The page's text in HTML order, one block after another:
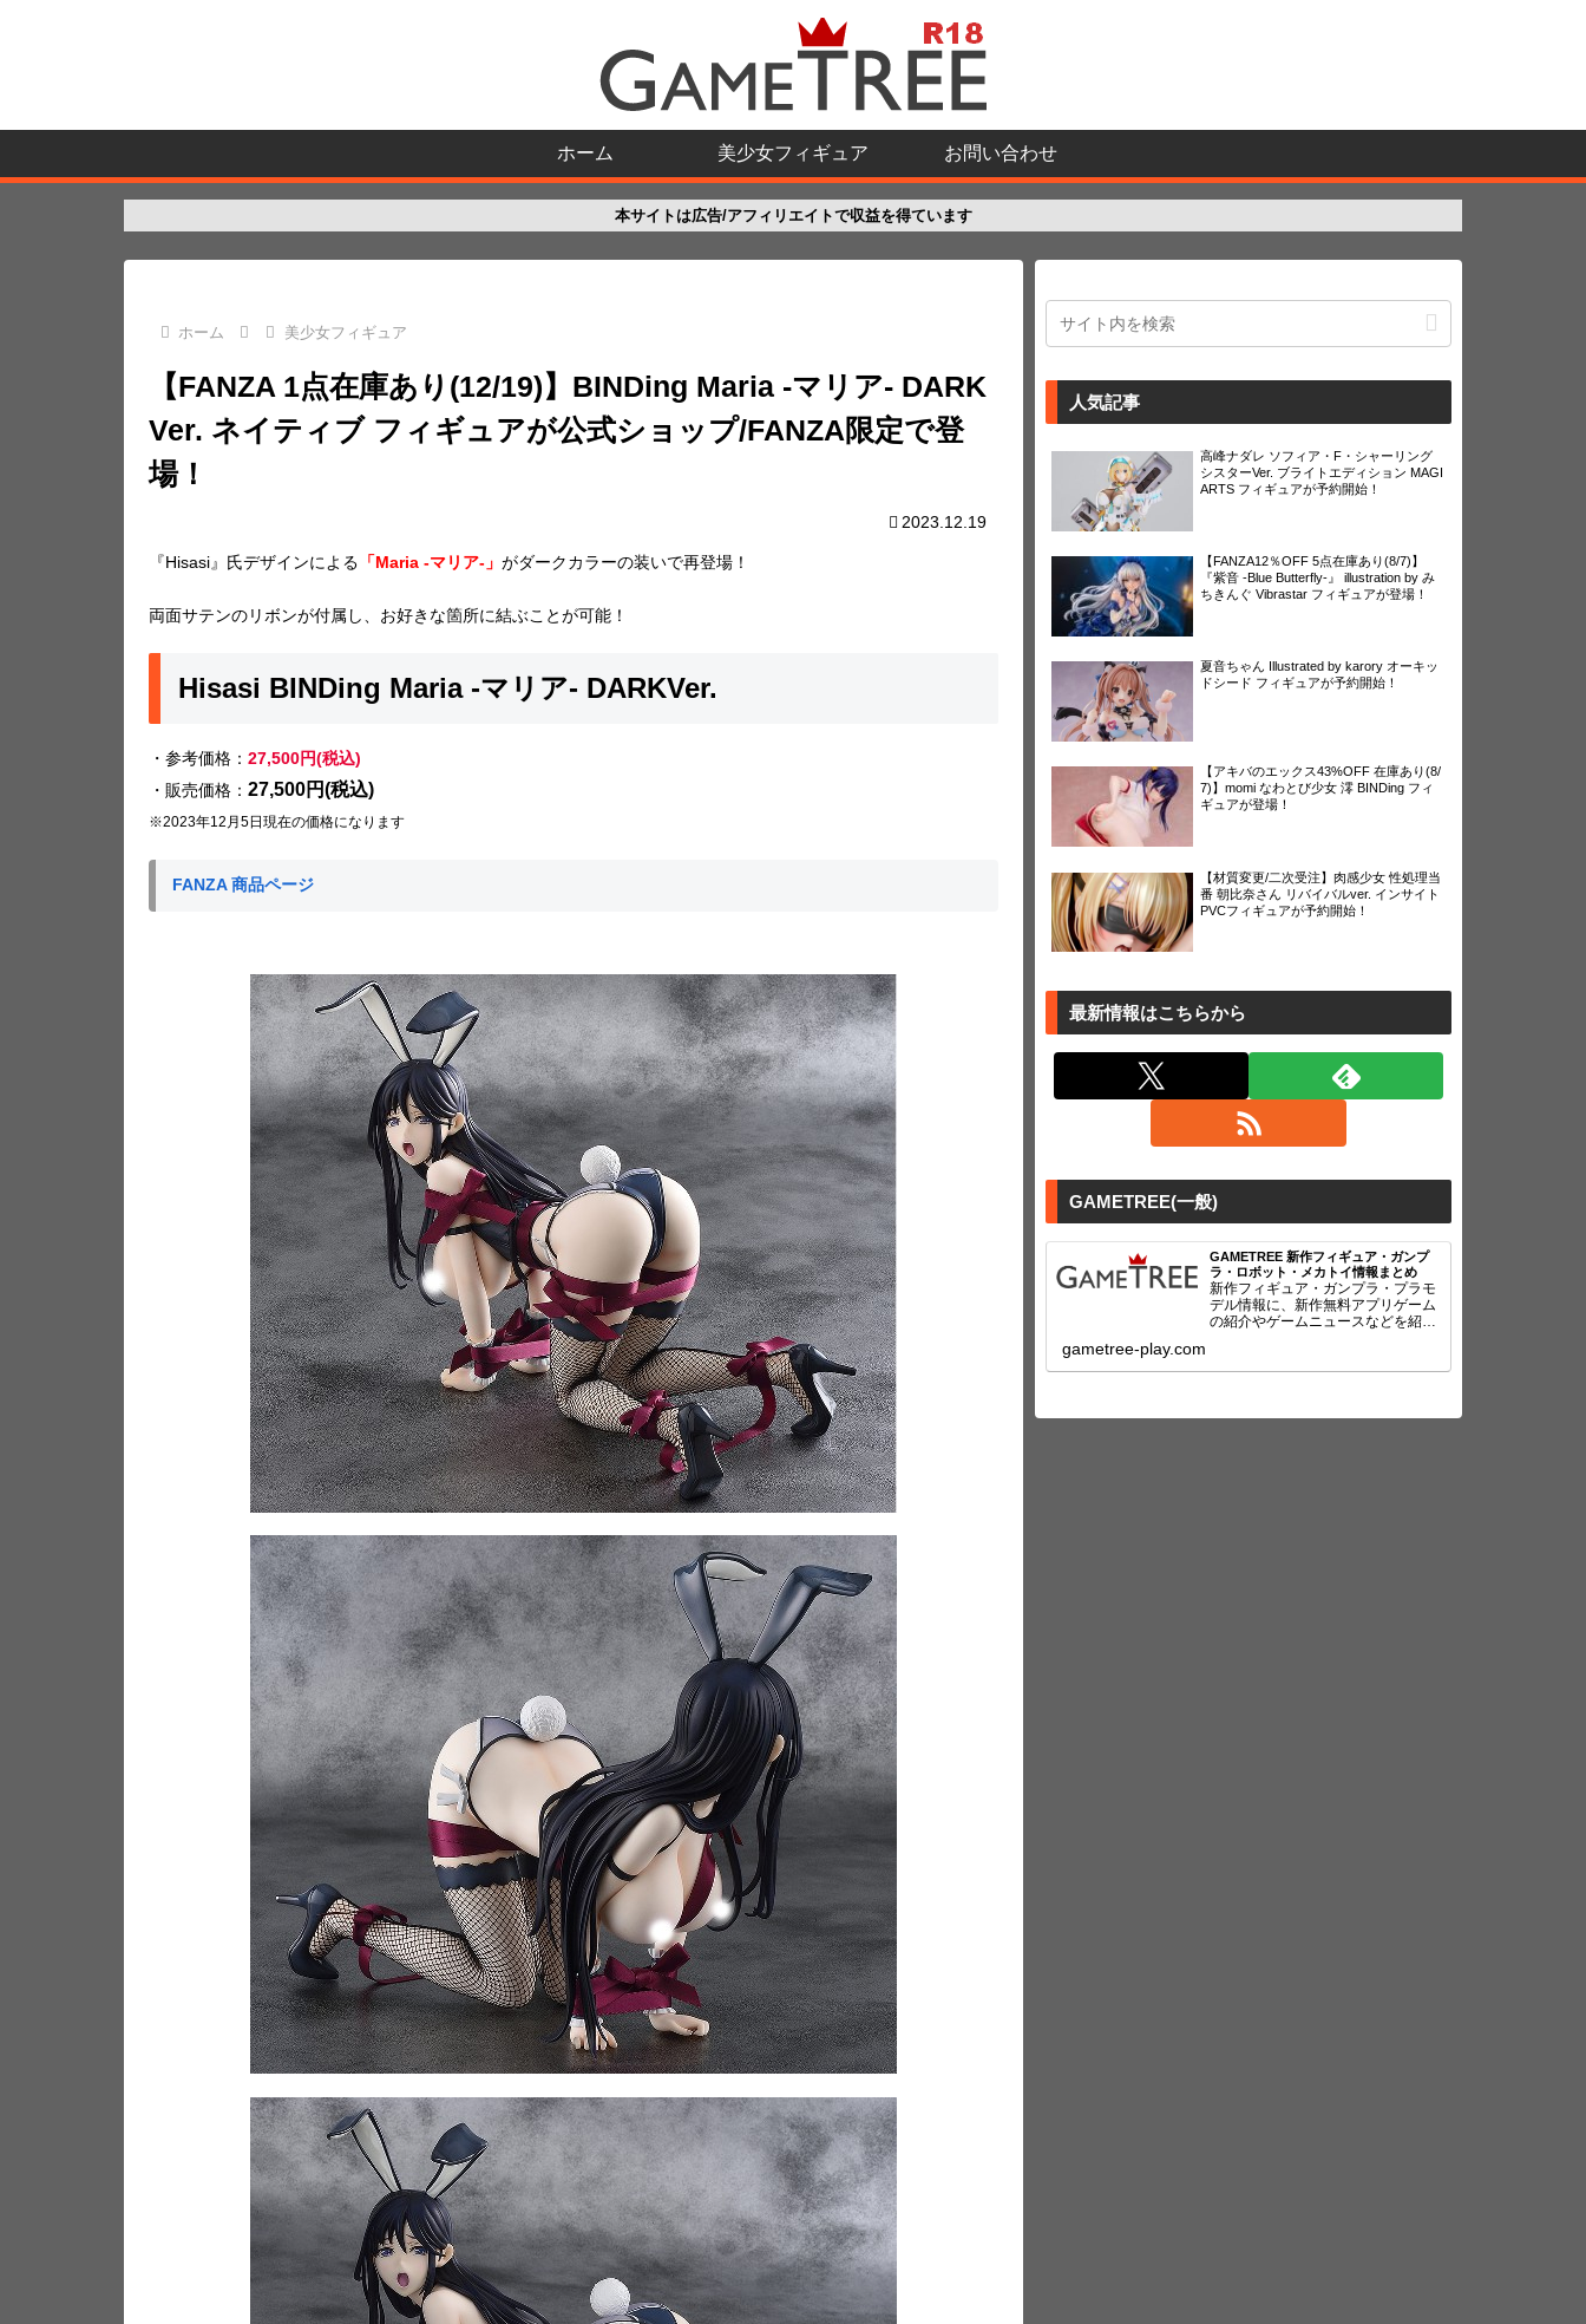
ホーム 美少女フィギュア お問い合わせ
本サイトは広告/アフィリエイトで収益を得ています
ホーム 美少女フィギュア
【FANZA 1点在庫あり(12/19)】BINDing Maria -マリア- DARK
Ver. ネイティブ フィギュアが公式ショップ/FANZA限定で登
場！
2023.12.19
『Hisasi』氏デザインによる 「Maria -マリア-」 がダークカラーの装いで再登場！
両面サテンのリボンが付属し、お好きな箇所に結ぶことが可能！
Hisasi BINDing Maria -マリア- DARKVer.
・参考価格： 27,500円(税込)
・販売価格： 27,500円(税込)
※2023年12月5日現在の価格になります
FANZA 商品ページ
人気記事
高峰ナダレ ソフィア・F・シャーリング
シスターVer. ブライトエディション MAGI
ARTS フィギュアが予約開始！
【FANZA12％OFF 5点在庫あり(8/7)】
『紫音 -Blue Butterfly-』 illustration by み
ちきんぐ Vibrastar フィギュアが登場！
夏音ちゃん Illustrated by karory オーキッ
ドシード フィギュアが予約開始！
【アキバのエックス43%OFF 在庫あり(8/
7)】momi なわとび少女 澪 BINDing フィ
ギュアが登場！
【材質変更/二次受注】肉感少女 性処理当
番 朝比奈さん リバイバルver. インサイト
PVCフィギュアが予約開始！
最新情報はこちらから
GAMETREE(一般)
GAMETREE 新作フィギュア・ガンプ
ラ・ロボット・メカトイ情報まとめ
新作フィギュア・ガンプラ・プラモ
デル情報に、新作無料アプリゲーム
の紹介やゲームニュースなどを紹
gametree-play.com